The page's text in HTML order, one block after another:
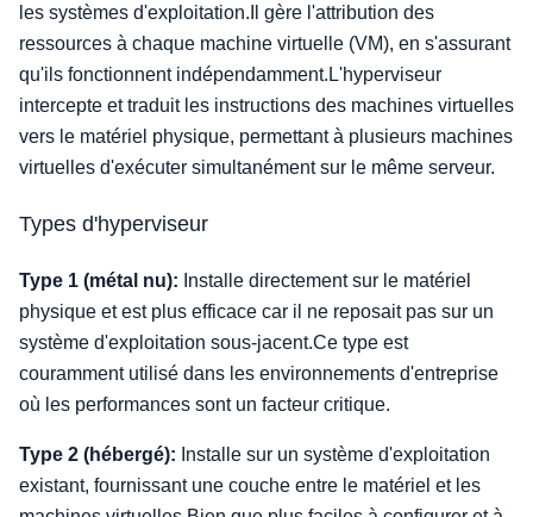
les systèmes d'exploitation.Il gère l'attribution des
ressources à chaque machine virtuelle (VM), en s'assurant
qu'ils fonctionnent indépendamment.L'hyperviseur
intercepte et traduit les instructions des machines virtuelles
vers le matériel physique, permettant à plusieurs machines
virtuelles d'exécuter simultanément sur le même serveur.
Types d'hyperviseur
Type 1 (métal nu): Installe directement sur le matériel
physique et est plus efficace car il ne reposait pas sur un
système d'exploitation sous-jacent.Ce type est
couramment utilisé dans les environnements d'entreprise
où les performances sont un facteur critique.
Type 2 (hébergé): Installe sur un système d'exploitation
existant, fournissant une couche entre le matériel et les